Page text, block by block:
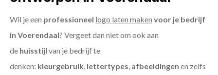
Wil je een professioneel logo laten maken voor je bedrijf
in Voerendaal? Vergeet dan niet om ook aan
de huisstijl van je bedrijf te
denken: kleurgebruik, lettertypes, afbeeldingen en zelfs